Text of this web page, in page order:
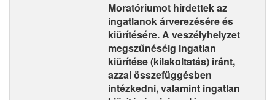
Moratóriumot hirdettek az
ingatlanok árverezésére és
kiürítésére. A veszélyhelyzet
megszűnéséig ingatlan
kiürítése (kilakoltatás) iránt,
azzal összefüggésben
intézkedni, valamint ingatlan